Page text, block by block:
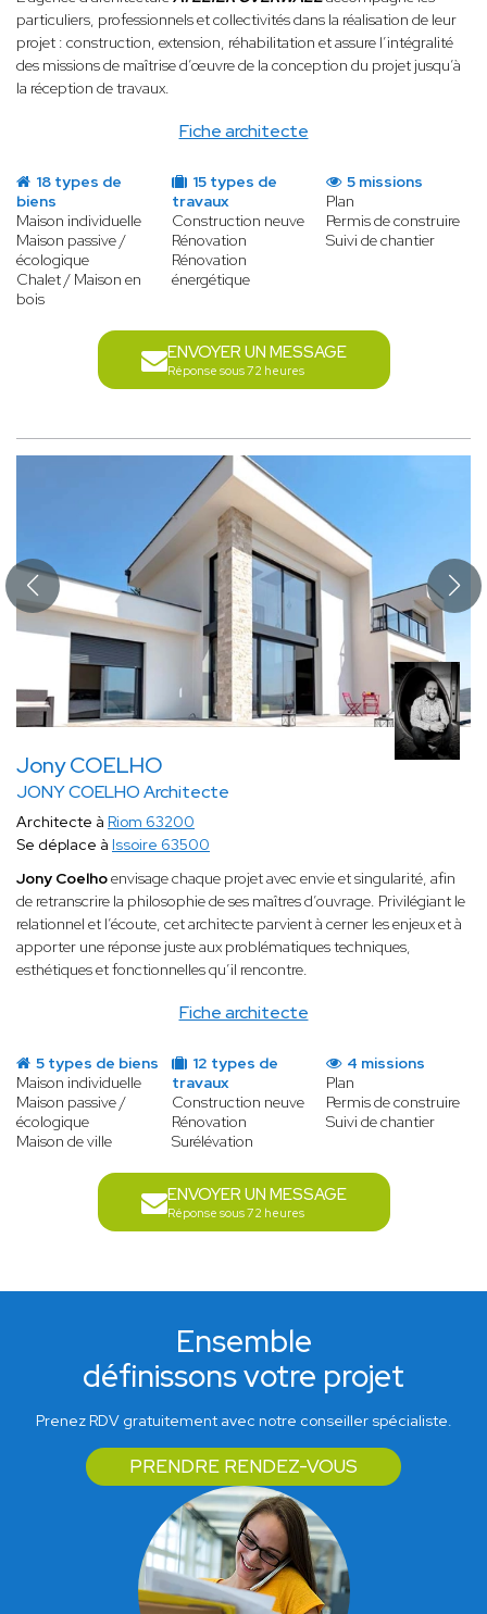
Fiche architecte
particuliers, professionnels et collectivités dans la réalisation de leur
projet : construction, extension, réhabilitation et assure l’intégralité
des missions de maîtrise d’œuvre de la conception du projet jusqu’à
la réception de travaux.
18 types de
biens
Maison individuelle
Maison passive /
écologique
Chalet / Maison en
bois
15 types de
travaux
Construction neuve
Rénovation
Rénovation
énergétique
5 missions
Plan
Permis de construire
Suivi de chantier
ENVOYER UN MESSAGE
Réponse sous 72 heures
Jony COELHO
JONY COELHO Architecte
Fiche architecte
Architecte à Riom 63200
Se déplace à Issoire 63500
Jony Coelhoenvisage chaque projet avec envie et singularité, afin
de retranscrire la philosophie de ses maîtres d’ouvrage. Privilégiant le
relationnel et l’écoute, cet architecte parvient à cerner les enjeux et à
apporter une réponse juste aux problématiques techniques,
esthétiques et fonctionnelles qu’il rencontre.
5 types de biens
Maison individuelle
Maison passive /
écologique
Maison de ville
12 types de
travaux
Construction neuve
Rénovation
Surélévation
4 missions
Plan
Permis de construire
Suivi de chantier
ENVOYER UN MESSAGE
Réponse sous 72 heures
Ensemble
définissons votre projet
Prenez RDV gratuitement avec notre conseiller spécialiste.
PRENDRE RENDEZ-VOUS